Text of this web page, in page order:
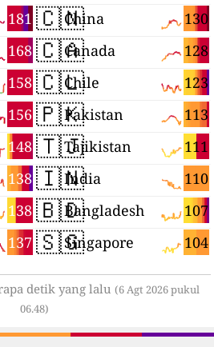
181
168
158
156
148
138
138
137
🇨🇳 130
China
🇨🇦 128
Canada
🇨🇱 123
Chile
🇵🇰 113
Pakistan
🇹🇯 111
Tajikistan
🇮🇳 110
India
🇧🇩 107
Bangladesh
🇸🇬 104
Singapore
detik yang lalu (6 Agt 2026 pukul
06.48)